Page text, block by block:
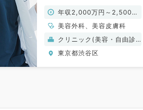
（科目不問、美容皮膚科／
常勤）
年収2,000万円～2,500万
円
美容外科、美容皮膚科
クリニック(美容・自由診
療）
東京都渋谷区